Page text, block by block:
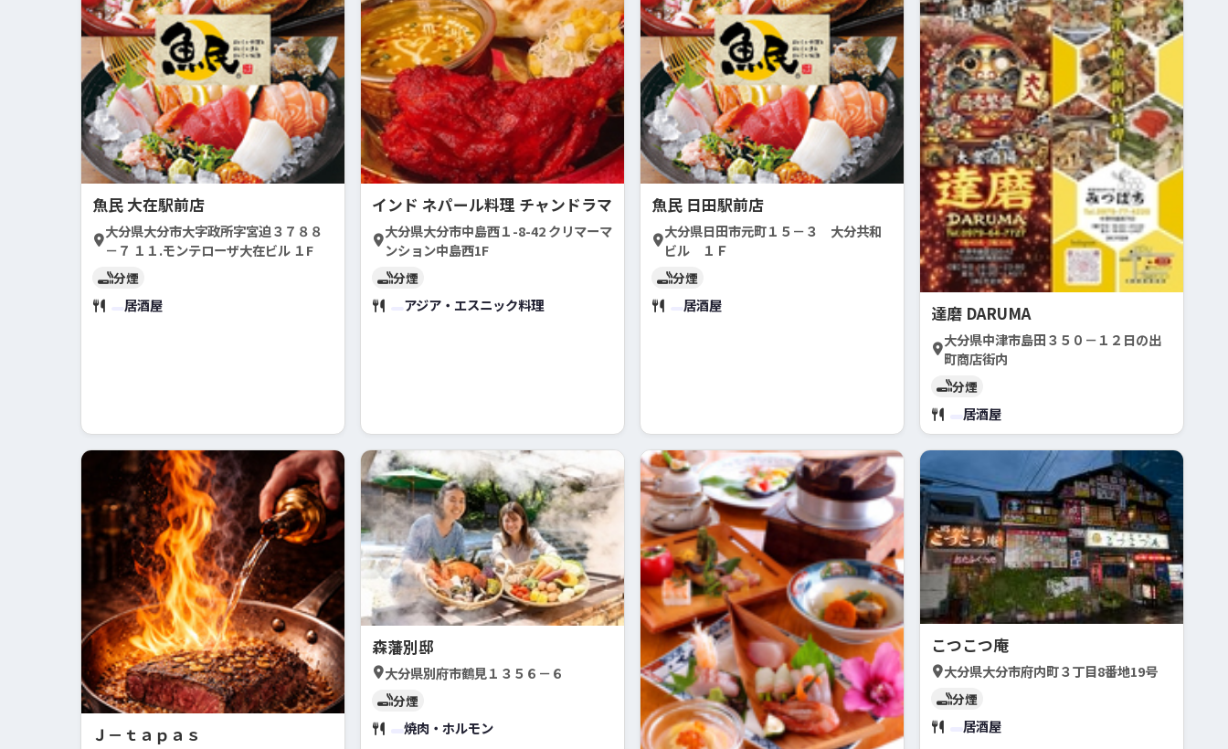
魚民 大在駅前店
大分県大分市大字政所字宮迫３７８８
－７ １１.モンテローザ大在ビル １F
分煙
居酒屋
インド ネパール料理 チャンドラマ
大分県大分市中島西１-8-42 クリマーマ
ンション中島西1F
分煙
アジア・エスニック料理
魚民 日田駅前店
大分県日田市元町１５－３ 大分共和
ビル １Ｆ
分煙
居酒屋 達磨 DARUMA
大分県中津市島田３５０－１２日の出
町商店街内
分煙
居酒屋
Ｊ－ｔａｐａｓ
森藩別邸
大分県別府市鶴見１３５６－６
分煙
焼肉・ホルモン
こつこつ庵
大分県大分市府内町３丁目8番地19号
分煙
居酒屋